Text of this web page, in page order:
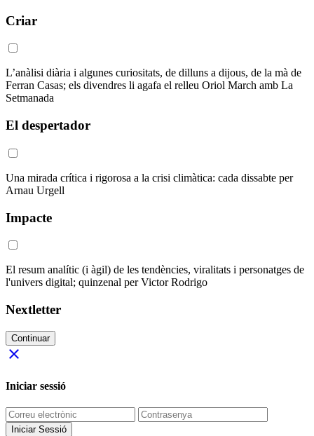
Criar
L’anàlisi diària i algunes curiositats, de dilluns a dijous, de la mà de
Ferran Casas; els divendres li agafa el relleu Oriol March amb La
Setmanada
El despertador
Una mirada crítica i rigorosa a la crisi climàtica: cada dissabte per
Arnau Urgell
Impacte
El resum analític (i àgil) de les tendències, viralitats i personatges de
l'univers digital; quinzenal per Victor Rodrigo
Nextletter
Continuar
close
Iniciar sessió
Iniciar Sessió